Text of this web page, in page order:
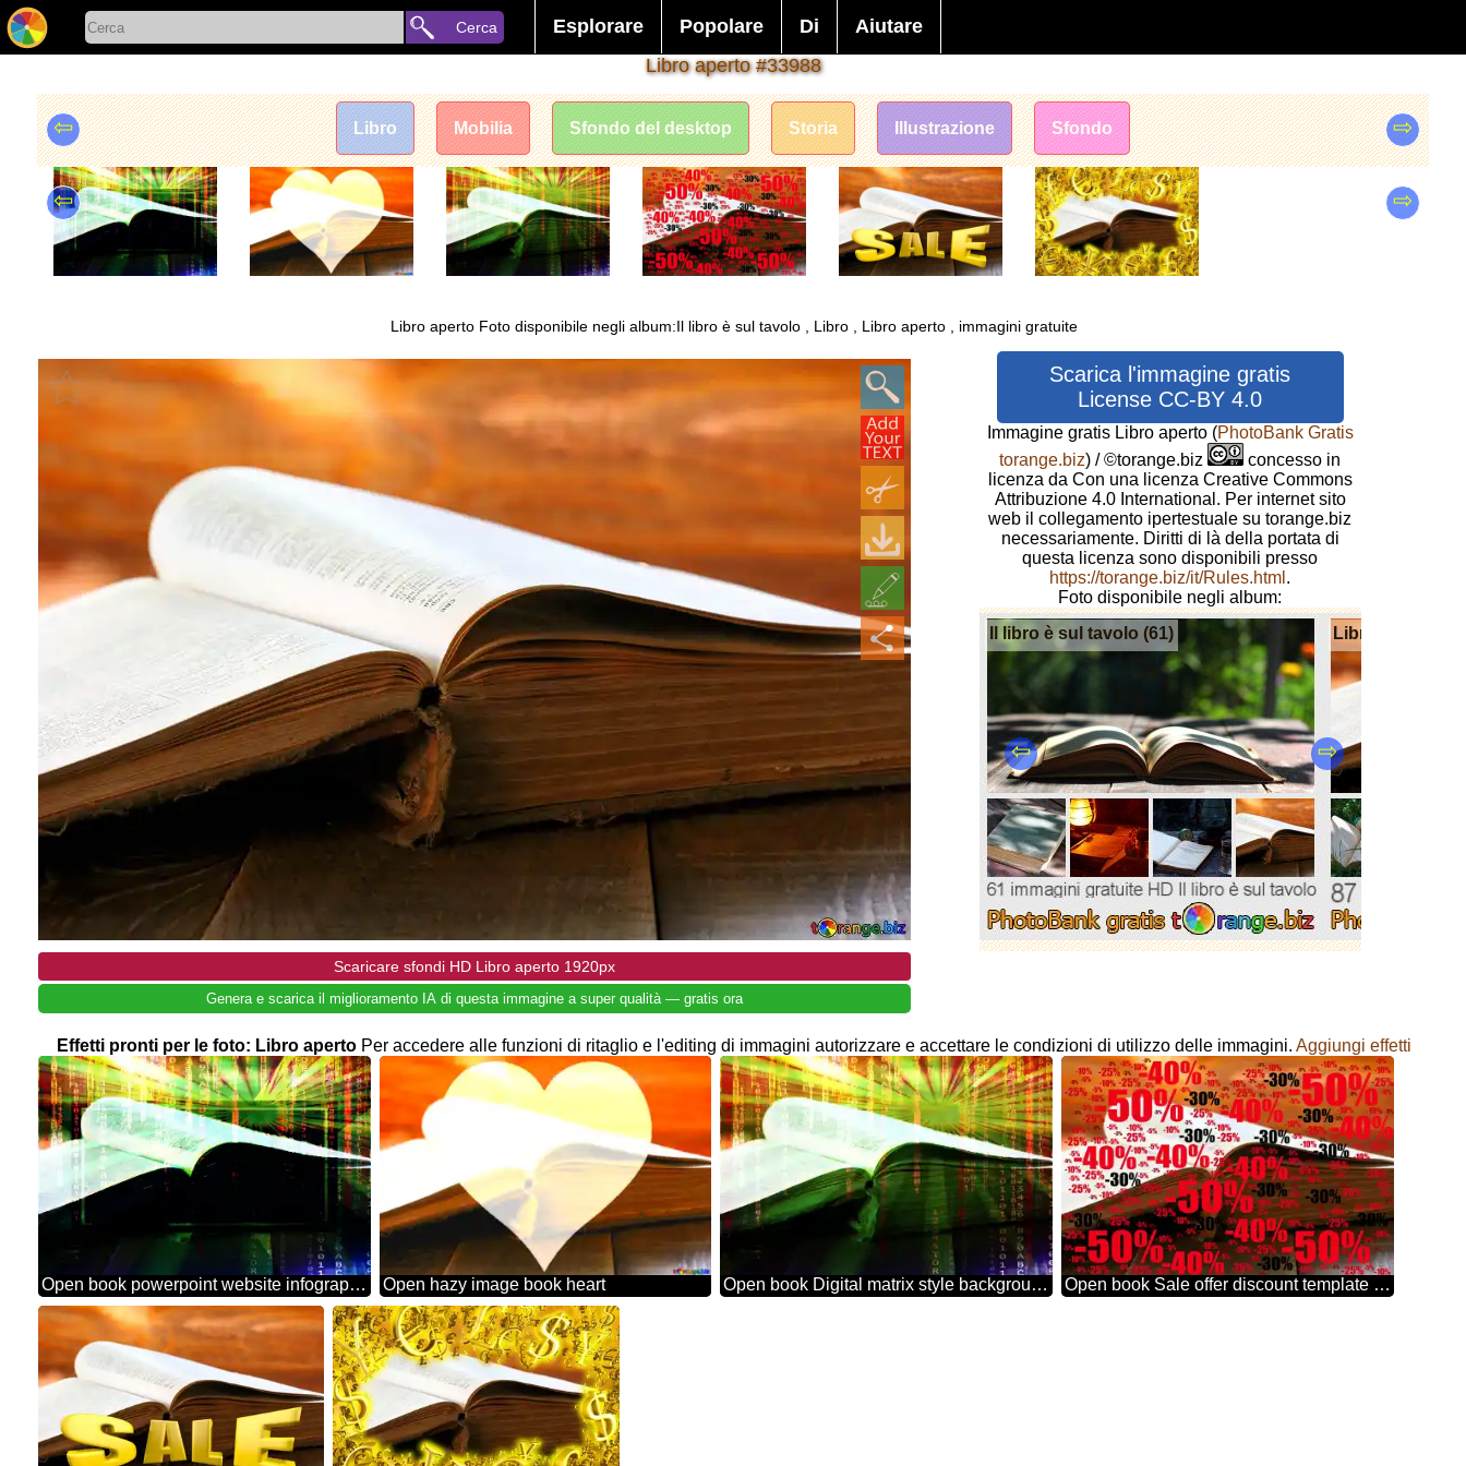
Cerca Esplorare Popolare Di
Aiutare
Libro aperto #33988
Libro Mobilia Sfondo del desktop Storia Illustrazione Sfondo
⇦ ⇨
⇦ ⇨
Libro aperto Foto disponibile negli album:Il libro è sul tavolo , Libro , Libro aperto , immagini gratuite
Scaricare sfondi HD Libro aperto 1920px
Genera e scarica il miglioramento IA di questa immagine a super qualità — gratis ora
Scarica l'immagine gratis
License CC-BY 4.0
Immagine gratis Libro aperto (PhotoBank Gratis
torange.biz) / ©torange.biz
concesso in
licenza da Con una licenza Creative Commons
Attribuzione 4.0 International. Per internet sito
web il collegamento ipertestuale su torange.biz
necessariamente. Diritti di là della portata di
questa licenza sono disponibili presso
https://torange.biz/it/Rules.html .
Foto disponibile negli album:
Il libro è sul tavolo (61)
Libro (87)
⇦ ⇨
Effetti pronti per le foto: Libro aperto Per accedere alle funzioni di ritaglio e l'editing di immagini autorizzare e accettare le condizioni di utilizzo delle immagini. Aggiungi effetti
Open book powerpoint website infographic template banner layout design responsive brochure business Open hazy image book heart Open book Digital matrix style background overlay Rays of sunlight Open book Sale offer discount template Background